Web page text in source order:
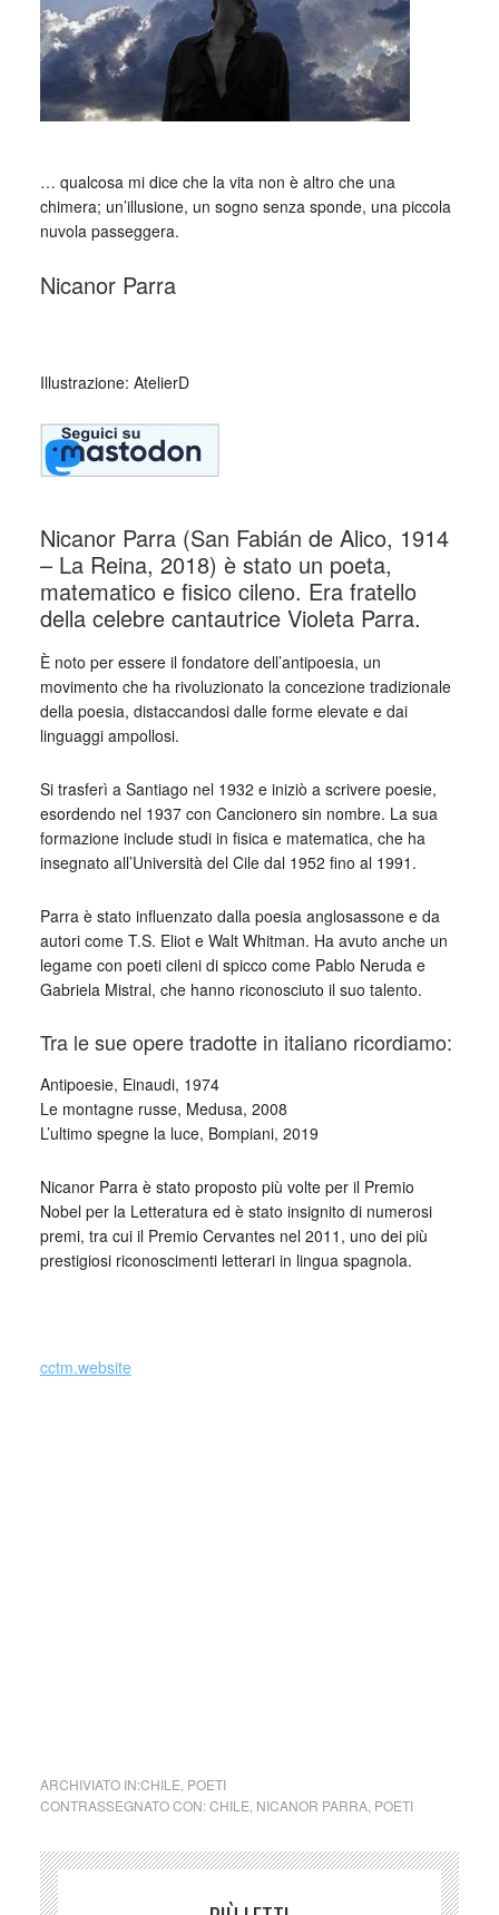
… qualcosa mi dice che la vita non è altro che una
chimera; un’illusione, un sogno senza sponde, una piccola
nuvola passeggera.
Nicanor Parra
Illustrazione: AtelierD
Nicanor Parra (San Fabián de Alico, 1914
– La Reina, 2018) è stato un poeta,
matematico e fisico cileno. Era fratello
della celebre cantautrice Violeta Parra.
È noto per essere il fondatore dell’antipoesia, un
movimento che ha rivoluzionato la concezione tradizionale
della poesia, distaccandosi dalle forme elevate e dai
linguaggi ampollosi.
Si trasferì a Santiago nel 1932 e iniziò a scrivere poesie,
esordendo nel 1937 con Cancionero sin nombre. La sua
formazione include studi in fisica e matematica, che ha
insegnato all’Università del Cile dal 1952 fino al 1991.
Parra è stato influenzato dalla poesia anglosassone e da
autori come T.S. Eliot e Walt Whitman. Ha avuto anche un
legame con poeti cileni di spicco come Pablo Neruda e
Gabriela Mistral, che hanno riconosciuto il suo talento.
Tra le sue opere tradotte in italiano ricordiamo:
Antipoesie, Einaudi, 1974
Le montagne russe, Medusa, 2008
L’ultimo spegne la luce, Bompiani, 2019
Nicanor Parra è stato proposto più volte per il Premio
Nobel per la Letteratura ed è stato insignito di numerosi
premi, tra cui il Premio Cervantes nel 2011, uno dei più
prestigiosi riconoscimenti letterari in lingua spagnola.
cctm.website
ARCHIVIATO IN:CHILE POETI
CONTRASSEGNATO CON:CHILE NICANOR PARRA, POETI